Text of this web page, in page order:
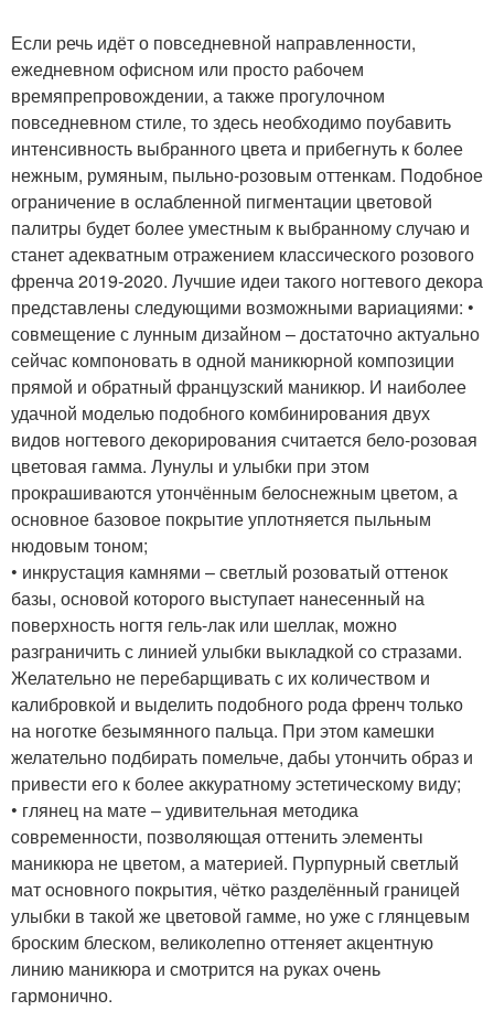
Если речь идёт о повседневной направленности,
ежедневном офисном или просто рабочем
времяпрепровождении, а также прогулочном
повседневном стиле, то здесь необходимо поубавить
интенсивность выбранного цвета и прибегнуть к более
нежным, румяным, пыльно-розовым оттенкам. Подобное
ограничение в ослабленной пигментации цветовой
палитры будет более уместным к выбранному случаю и
станет адекватным отражением классического розового
френча 2019-2020. Лучшие идеи такого ногтевого декора
представлены следующими возможными вариациями: •
совмещение с лунным дизайном – достаточно актуально
сейчас компоновать в одной маникюрной композиции
прямой и обратный французский маникюр. И наиболее
удачной моделью подобного комбинирования двух
видов ногтевого декорирования считается бело-розовая
цветовая гамма. Лунулы и улыбки при этом
прокрашиваются утончённым белоснежным цветом, а
основное базовое покрытие уплотняется пыльным
нюдовым тоном;
• инкрустация камнями – светлый розоватый оттенок
базы, основой которого выступает нанесенный на
поверхность ногтя гель-лак или шеллак, можно
разграничить с линией улыбки выкладкой со стразами.
Желательно не перебарщивать с их количеством и
калибровкой и выделить подобного рода френч только
на ноготке безымянного пальца. При этом камешки
желательно подбирать помельче, дабы утончить образ и
привести его к более аккуратному эстетическому виду;
• глянец на мате – удивительная методика
современности, позволяющая оттенить элементы
маникюра не цветом, а материей. Пурпурный светлый
мат основного покрытия, чётко разделённый границей
улыбки в такой же цветовой гамме, но уже с глянцевым
броским блеском, великолепно оттеняет акцентную
линию маникюра и смотрится на руках очень
гармонично.